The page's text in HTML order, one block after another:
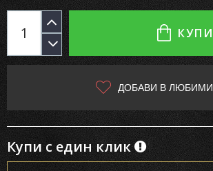
КУПИ
ДОБАВИ В ЛЮБИМИ
Купи с един клик